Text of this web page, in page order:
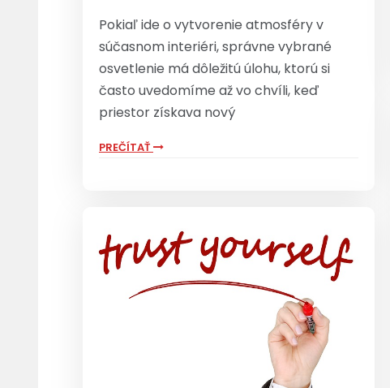
Pokiaľ ide o vytvorenie atmosféry v
súčasnom interiéri, správne vybrané
osvetlenie má dôležitú úlohu, ktorú si
často uvedomíme až vo chvíli, keď
priestor získava nový
PREČÍTAŤ